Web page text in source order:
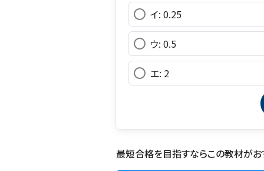
イ: 0.25
ウ: 0.5
エ: 2
最短合格を目指すならこの教材がお